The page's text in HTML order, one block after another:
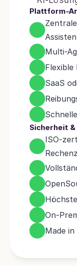
Plattform-
Multi-
SaaS
Sicherheit
ISO-
On-
Made